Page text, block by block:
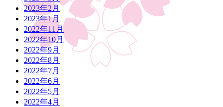
2023年2月
2023年1月
2022年11月
2022年10月
2022年9月
2022年8月
2022年7月
2022年6月
2022年5月
2022年4月